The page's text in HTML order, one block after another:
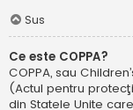
Sus
Ce este COPPA?
COPPA, sau
(Actul pentru
din Statele Unite